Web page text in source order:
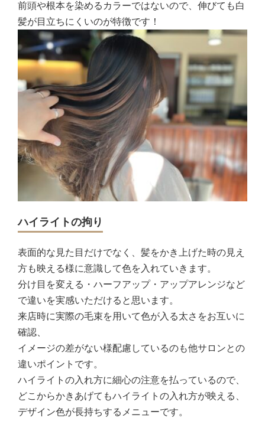
前頭や根本を染めるカラーではないので、伸びても白
髪が目立ちにくいのが特徴です！
ハイライトの拘り
表面的な見た目だけでなく、髪をかき上げた時の見え
方も映える様に意識して色を入れていきます。
分け目を変える・ハーフアップ・アップアレンジなど
で違いを実感いただけると思います。
来店時に実際の毛束を用いて色が入る太さをお互いに
確認、
イメージの差がない様配慮しているのも他サロンとの
違いポイントです。
ハイライトの入れ方に細心の注意を払っているので、
どこからかきあげてもハイライトの入れ方が映える、
デザイン色が長持ちするメニューです。